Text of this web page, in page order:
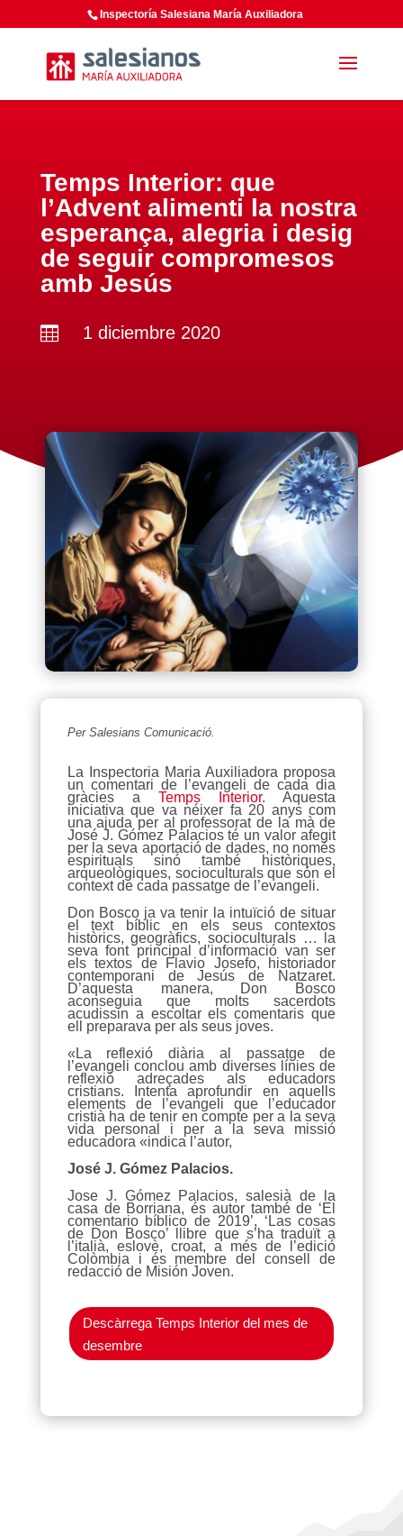
Inspectoría Salesiana María Auxiliadora
Temps Interior: que
l’Advent alimenti la nostra
esperança, alegria i desig
de seguir compromesos
amb Jesús
 1 diciembre 2020
Per Salesians Comunicació.
​La Inspectoria Maria Auxiliadora proposa
un comentari de l’evangeli de cada dia
gràcies a Temps Interior. Aquesta
iniciativa que va néixer fa 20 anys com
una ajuda per al professorat de la mà de
José J. Gómez Palacios té un valor afegit
per la seva aportació de dades, no només
espirituals sinó també històriques,
arqueològiques, socioculturals que són el
context de cada passatge de l’evangeli.
Don Bosco ja va tenir la intuïció de situar
el text bíblic en els seus contextos
històrics, geogràfics, socioculturals … la
seva font principal d’informació van ser
els textos de Flavio Josefo, historiador
contemporani de Jesús de Natzaret.
D’aquesta manera, Don Bosco
aconseguia que molts sacerdots
acudissin a escoltar els comentaris que
ell preparava per als seus joves.
«La reflexió diària al passatge de
l’evangeli conclou amb diverses línies de
reflexió adreçades als educadors
cristians. Intenta aprofundir en aquells
elements de l’evangeli que l’educador
cristià ha de tenir en compte per a la seva
vida personal i per a la seva missió
educadora «indica l’autor,
José J. Gómez Palacios.
Jose J. Gómez Palacios, salesià de la
casa de Borriana, és autor també de ‘El
comentario bíblico de 2019’, ‘Las cosas
de Don Bosco’ llibre que s’ha traduït a
l’italià, eslovè, croat, a més de l’edició
Colòmbia i és membre del consell de
redacció de Misión Joven.
Descàrrega Temps Interior del mes de
desembre